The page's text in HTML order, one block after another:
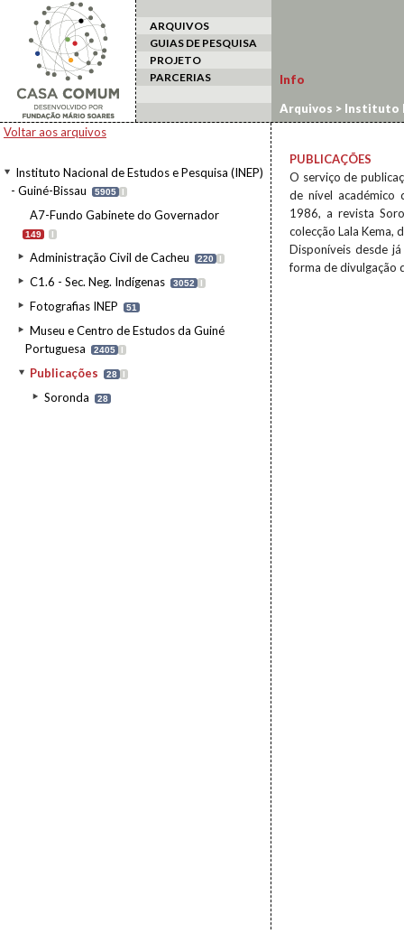
ARQUIVOS
GUIAS DE PESQUISA
PROJETO
PARCERIAS
Voltar aos arquivos
Instituto Nacional de Estudos e Pesquisa (INEP)
- Guiné-Bissau
5905 I
A7-Fundo Gabinete do Governador
149 I
Administração Civil de Cacheu 220 I
C1.6 - Sec. Neg. Indígenas 3052 I
Fotografias INEP 51
Museu e Centro de Estudos da Guiné
Portuguesa
2405 I
Publicações 28 I
Soronda 28
Info
Arquivos > Instituto
PUBLICAÇÕES
O serviço de
de nível académico
1986, a revista
colecção Lala Kema,
Disponíveis desde
forma de divulgação